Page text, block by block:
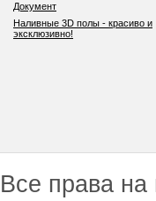
Документ
Наливные 3D полы - красиво и
эксклюзивно!
Все права на